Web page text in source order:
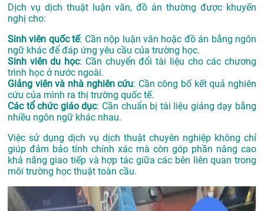
Dịch vụ dịch thuật luận văn, đồ án thường được khuyến
nghị cho:
Sinh viên quốc tế: Cần nộp luận văn hoặc đồ án bằng ngôn
ngữ khác để đáp ứng yêu cầu của trường học.
Sinh viên du học: Cần chuyển đổi tài liệu cho các chương
trình học ở nước ngoài.
Giảng viên và nhà nghiên cứu: Cần công bố kết quả nghiên
cứu của mình ra thị trường quốc tế.
Các tổ chức giáo dục: Cần chuẩn bị tài liệu giảng dạy bằng
nhiều ngôn ngữ khác nhau.
Việc sử dụng dịch vụ dịch thuật chuyên nghiệp không chỉ
giúp đảm bảo tính chính xác mà còn góp phần nâng cao
khả năng giao tiếp và hợp tác giữa các bên liên quan trong
môi trường học thuật toàn cầu.